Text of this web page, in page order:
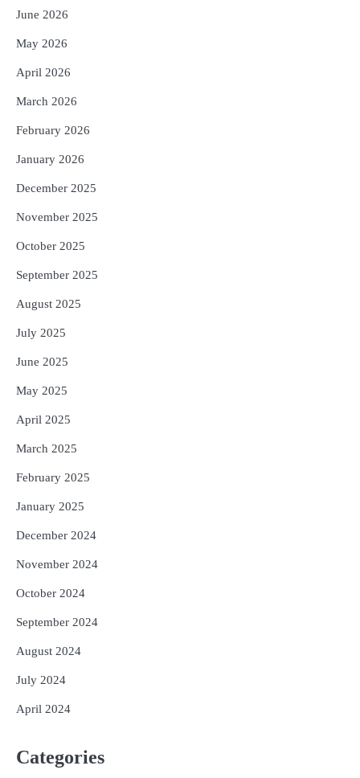
5
June 2026
May 2026
April 2026
March 2026
February 2026
January 2026
December 2025
November 2025
October 2025
September 2025
August 2025
July 2025
June 2025
May 2025
April 2025
March 2025
February 2025
January 2025
December 2024
November 2024
October 2024
September 2024
August 2024
July 2024
April 2024
Categories